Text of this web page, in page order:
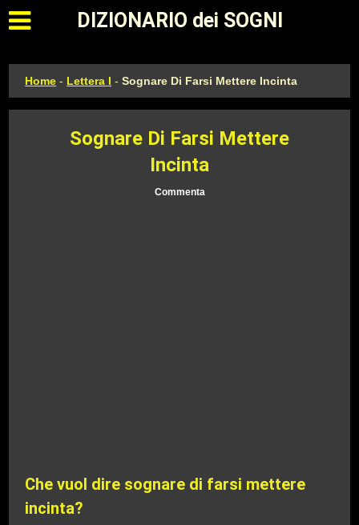
Apri il menu principale
DIZIONARIO dei SOGNI
Home - Lettera I -Sognare Di Farsi Mettere Incinta
Sognare Di Farsi Mettere
Incinta
Commenta
Che vuol dire sognare di farsi mettere
incinta?